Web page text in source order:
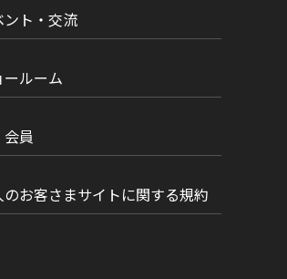
ント・交流
ールーム
員
のお客さまサイトに関する規約